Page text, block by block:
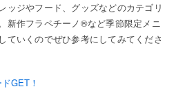
ッジやフード、グッズなどのカテゴリ
新作フラペチーノ®など季節限定メニ
ていくのでぜひ参考にしてみてくださ
GET！